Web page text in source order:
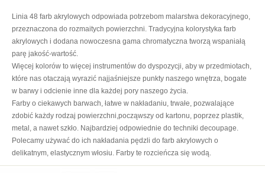
Linia 48 farb akrylowych odpowiada potrzebom malarstwa dekoracyjnego,
przeznaczona do rozmaitych powierzchni. Tradycyjna kolorystyka farb
akrylowych i dodana nowoczesna gama chromatyczna tworzą wspaniałą
parę jakość-wartość.
Więcej kolorów to więcej instrumentów do dyspozycji, aby w przedmiotach,
które nas otaczają wyrazić najjaśniejsze punkty naszego wnętrza, bogate
w barwy i odcienie inne dla każdej pory naszego życia.
Farby o ciekawych barwach, łatwe w nakładaniu, trwałe, pozwalające
zdobić każdy rodzaj powierzchni,począwszy od kartonu, poprzez plastik,
metal, a nawet szkło. Najbardziej odpowiednie do techniki decoupage.
Polecamy używać do ich nakładania pędzli do farb akrylowych o
delikatnym, elastycznym włosiu. Farby te rozcieńcza się wodą.